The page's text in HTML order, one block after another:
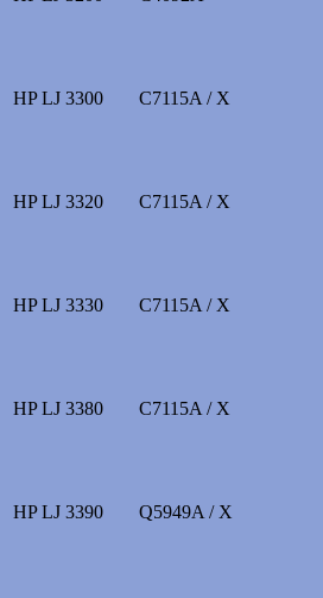
HP LJ 3300 C7115A / X
HP LJ 3320 C7115A / X
HP LJ 3330 C7115A / X
HP LJ 3380 C7115A / X
HP LJ 3390 Q5949A / X